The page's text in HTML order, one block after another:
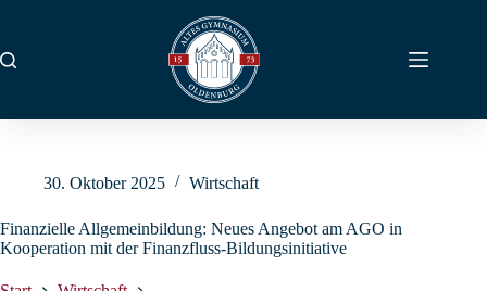
30. Oktober 2025 Wirtschaft
Finanzielle Allgemeinbildung: Neues Angebot am AGO in
Kooperation mit der Finanzfluss-Bildungsinitiative